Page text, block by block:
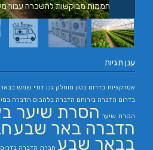
חממות מבוקשות להשכרה עבור
ענן תגיות
אטרקציות בדרום בטון מוחלק גנן דודי שמש
בדרום הדברה בירוחם הדברה בלהבים הדברה
הסרת שיער הסרת שיער
הדברה באר שבע
בבאר שבע חברת הדברה בדרום